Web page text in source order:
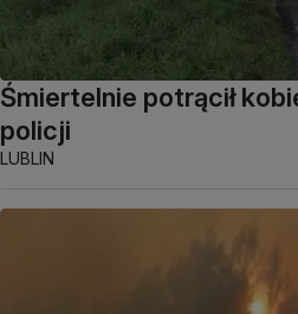
Śmiertelnie potrącił
policji
LUBLIN